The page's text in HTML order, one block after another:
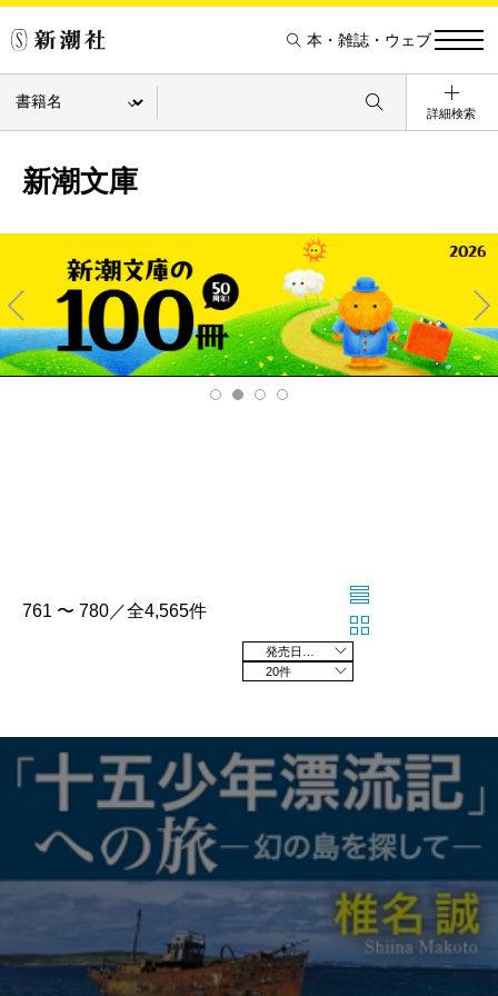
本・雑誌・ウェブ
詳細検索
新潮文庫
Pre
v
Ne
xt
761 〜 780／全4,565件
20件